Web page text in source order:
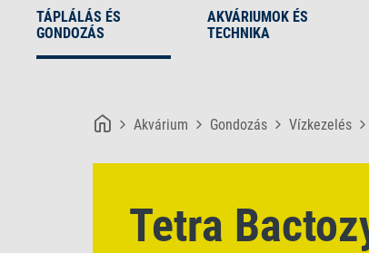
TÁPLÁLÁS ÉS
GONDOZÁS
AKVÁRIUMOK ÉS
TECHNIKA
Akvárium Gondozás Vízkezelés
Tetra